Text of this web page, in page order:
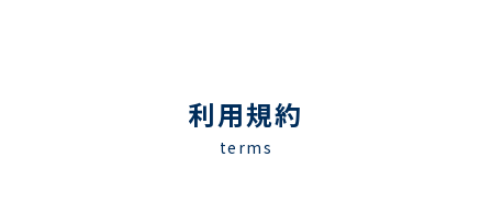
31日となり、2025年1月1日に失効致します。
〈2023年5月1日以降に予約された場合〉 予約
利用規約
terms